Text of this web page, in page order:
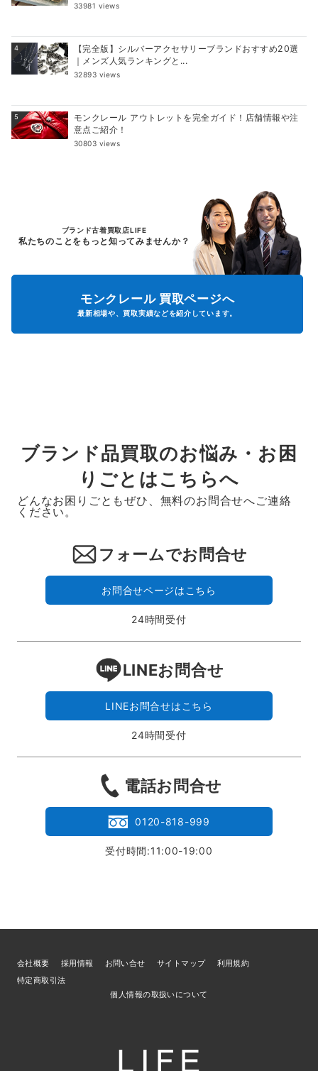
33981 views
4
【完全版】シルバーアクセサリーブランドおすすめ20選
｜メンズ人気ランキングと...
32893 views
5
モンクレール アウトレットを完全ガイド！店舗情報や注
意点ご紹介！
30803 views
ブランド古着買取店LIFE
私たちのことをもっと知ってみませんか？
モンクレール 買取ページへ
最新相場や、買取実績などを紹介しています。
ブランド品買取のお悩み・お困
りごとはこちらへ
どんなお困りごともぜひ、無料のお問合せへご連絡
ください。
フォームでお問合せ
お問合せページはこちら
24時間受付
LINEお問合せ
LINEお問合せはこちら
24時間受付
電話お問合せ
0120-818-999
受付時間:11:00-19:00
会社概要 採用情報 お問い合せ サイトマップ
利用規約
特定商取引法
個人情報の取扱いについて